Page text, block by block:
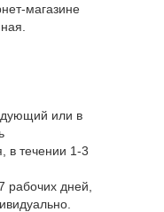
магазине
или в
, в течении 1-3
рабочих дней,